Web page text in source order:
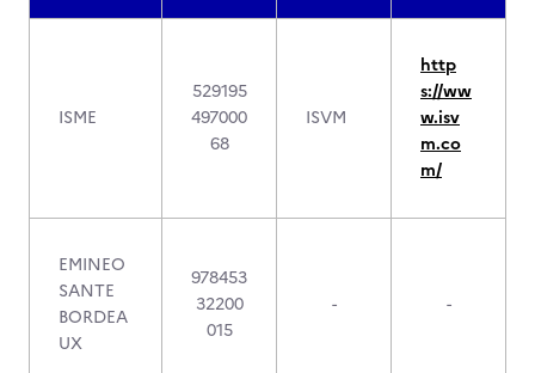
ISME
529195
497000
68
ISVM
http
s://ww
w.isv
m.co
m/
EMINEO
SANTE
BORDEA
UX
978453
32200
015
- -